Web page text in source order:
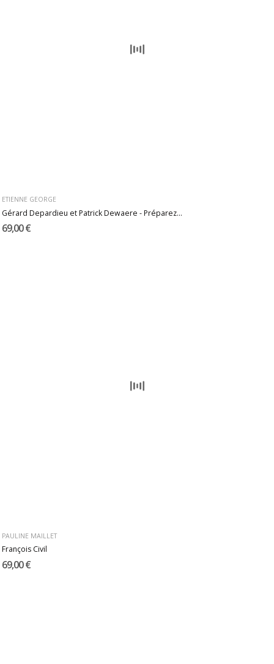
ETIENNE GEORGE
Gérard Depardieu et Patrick Dewaere - Préparez...
69,00 €
PAULINE MAILLET
François Civil
69,00 €